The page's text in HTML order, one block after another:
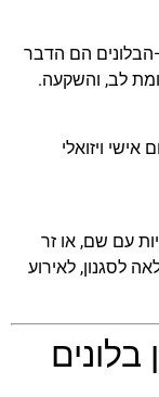
הם הדבר
לב, והשקעה.
ויזואלי
עם שם, או זר
לסגנון, לאירוע